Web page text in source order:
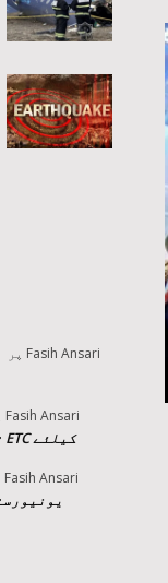
Fasih Ansari پر
Fasih Ansari
کیلئے ETC ٹیسٹ میں سنگین غلطیوں کا انکشاف
Fasih Ansari